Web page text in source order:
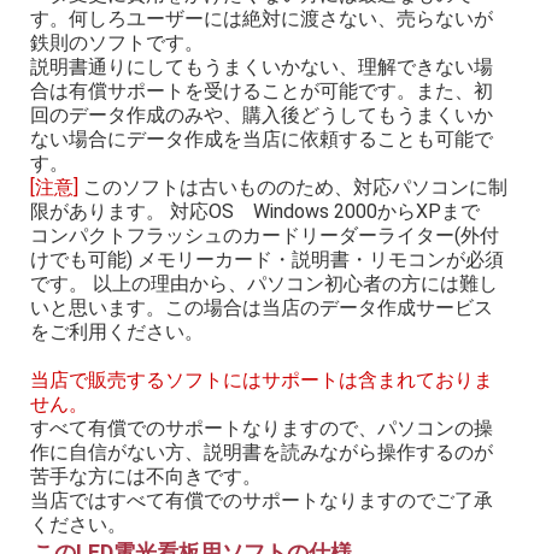
す。何しろユーザーには絶対に渡さない、売らないが
鉄則のソフトです。
説明書通りにしてもうまくいかない、理解できない場
合は有償サポートを受けることが可能です。また、初
回のデータ作成のみや、購入後どうしてもうまくいか
ない場合にデータ作成を当店に依頼することも可能で
す。
[注意] このソフトは古いもののため、対応パソコンに制
限があります。 対応OS Windows 2000からXPまで
コンパクトフラッシュのカードリーダーライター(外付
けでも可能) メモリーカード・説明書・リモコンが必須
です。 以上の理由から、パソコン初心者の方には難し
いと思います。この場合は当店のデータ作成サービス
をご利用ください。
当店で販売するソフトにはサポートは含まれておりま
せん。
すべて有償でのサポートなりますので、パソコンの操
作に自信がない方、説明書を読みながら操作するのが
苦手な方には不向きです。
当店ではすべて有償でのサポートなりますのでご了承
ください。